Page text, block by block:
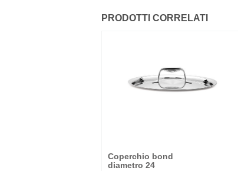
PRODOTTI CORRELATI
Coperchio bond
diametro 24